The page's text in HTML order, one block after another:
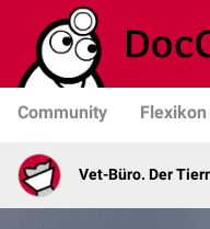
Community Flexikon
Vet-Büro. Der